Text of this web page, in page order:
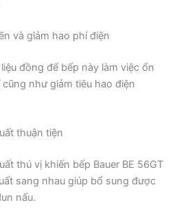
và giảm hao phí điện
đồng để bếp này làm việc ổn
như giảm tiêu hao điện
thuận tiện
thú vị khiến bếp Bauer BE 56GT
sang nhau giúp bổ sung được
nấu.